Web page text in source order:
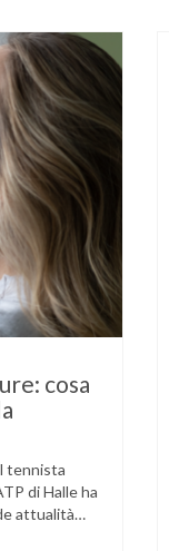
cosa
tennista
di Halle ha
attualità